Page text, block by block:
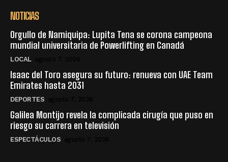
NOTICIAS
Orgullo de Namiquipa: Lupita Tena se corona campeona
mundial universitaria de Powerlifting en Canadá
LOCAL
Isaac del Toro asegura su futuro: renueva con UAE Team
Emirates hasta 2031
DEPORTES
Galilea Montijo revela la complicada cirugía que puso en
riesgo su carrera en televisión
ESPECTÁCULOS